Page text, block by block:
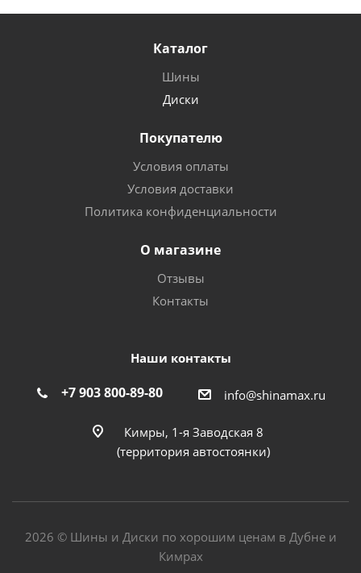
Каталог
Шины
Диски
Покупателю
Условия оплаты
Условия доставки
Политика конфиденциальности
О магазине
Отзывы
Контакты
Наши контакты
+7 903 800-89-80 info@shinamax.ru
Кимры, 1-я Заводская 8
(территория автостоянки)
2026 © Шины и Диски по хорошим ценам в Дубне и
Кимрах